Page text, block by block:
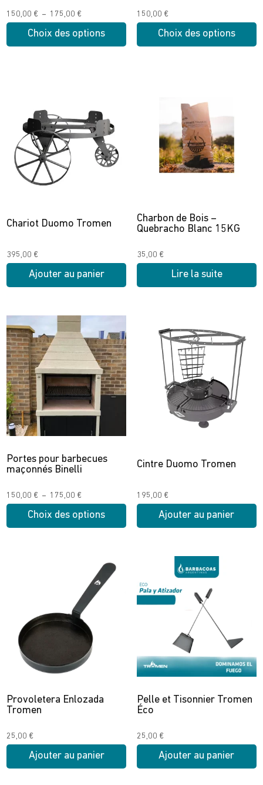
150,00 € – 175,00 €
de
Choix des options
variations.
options
peuvent
être
la
du
produit
150,00 €
Choix des options
peuvent
la
du
produit
Chariot Duomo Tromen
395,00 €
Ajouter au panier
Charbon de Bois –
Quebracho Blanc 15KG
35,00 €
Lire la suite
Portes pour barbecues
maçonnés Binelli
150,00 € – 175,00 €
de
175,00 €
Choix des options
options
peuvent
choisies
la
du
produit
Cintre Duomo Tromen
195,00 €
Ajouter au panier
Provoletera Enlozada
Tromen
25,00 €
Ajouter au panier
Pelle et Tisonnier Tromen
Éco
25,00 €
Ajouter au panier